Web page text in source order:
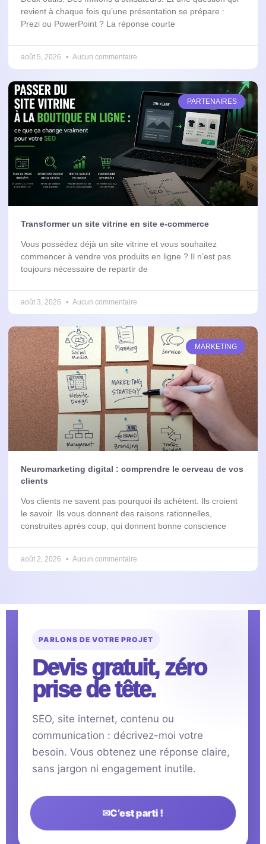
revient à chaque fois qu’une présentation se prépare :
Prezi ou PowerPoint ? La réponse courte
août 5, 2026 Aucun commentaire
PARTENAIRES
Transformer un site vitrine en site e-commerce
Vous possédez déjà un site vitrine et vous souhaitez
commencer à vendre vos produits en ligne ? Il n’est pas
toujours nécessaire de repartir de
août 3, 2026 Aucun commentaire
MARKETING
Neuromarketing digital : comprendre le cerveau de vos
clients
Vos clients ne savent pas pourquoi ils achètent. Ils croient
le savoir. Ils vous donnent des raisons rationnelles,
construites après coup, qui donnent bonne conscience
août 2, 2026 Aucun commentaire
PARLONS DE VOTRE PROJET
Devis gratuit, zéro
prise de tête.
SEO, site internet, contenu ou
communication : décrivez-moi votre
besoin. Vous obtenez une réponse claire,
sans jargon ni engagement inutile.
✉C’est parti !